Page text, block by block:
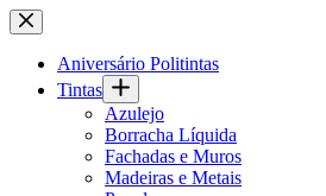
Pular
para
conteúdo
Aniversário Politintas
Tintas
Azulejo
Borracha Líquida
Fachadas e Muros
Madeiras e Metais